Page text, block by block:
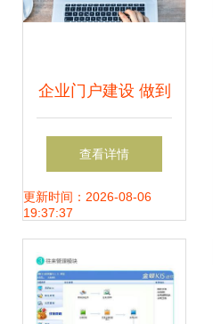
企业门户建设 做到
优质用户体验 最重
要
查看详情
更新时间：2026-08-06
19:37:37